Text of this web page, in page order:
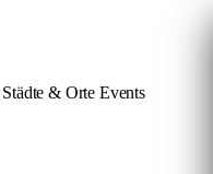
Städte & Orte Events